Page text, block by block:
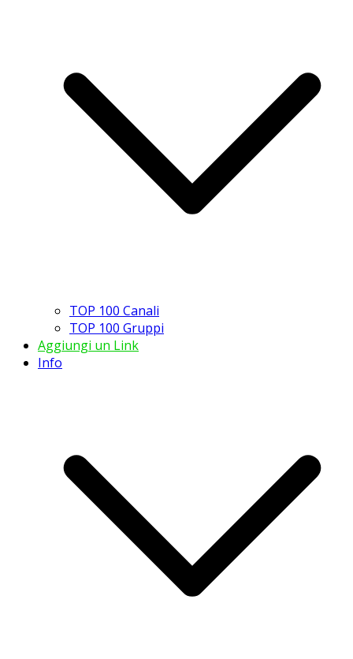
TOP 100 Canali
TOP 100 Gruppi
Aggiungi un Link
Info